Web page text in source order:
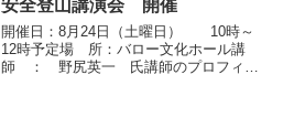
労者山岳会 ...
安全登山講演会 開催
開催日：8月24日（土曜日） 10時～
12時予定場 所：バロー文化ホール講
師 ： 野尻英一 氏講師のプロフィー